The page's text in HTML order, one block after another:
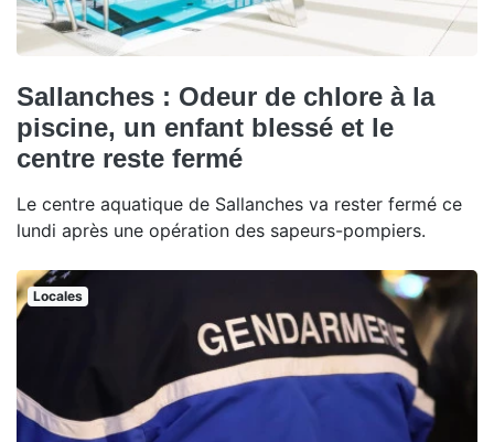
Sallanches : Odeur de chlore à la
piscine, un enfant blessé et le
centre reste fermé
Le centre aquatique de Sallanches va rester fermé ce
lundi après une opération des sapeurs-pompiers.
Locales